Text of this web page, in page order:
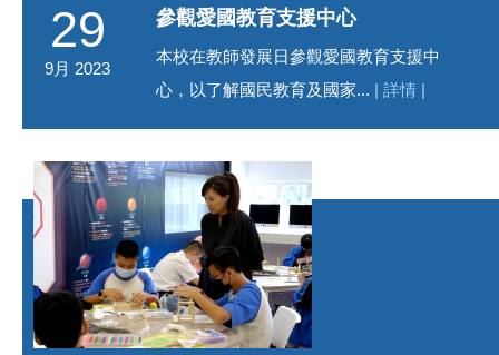
29
9月 2023
參觀愛國教育支援中心
本校在教師發展日參觀愛國教育支援中
心，以了解國民教育及國家... | 詳情 |